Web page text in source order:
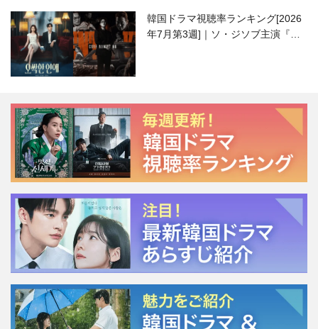
韓国ドラマ視聴率ランキング[2026
年7月第3週]｜ソ・ジソブ主演『エ